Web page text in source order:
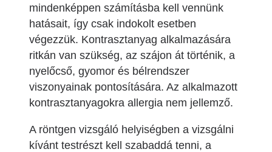
mindenképpen számításba kell vennünk
hatásait, így csak indokolt esetben
végezzük. Kontrasztanyag alkalmazására
ritkán van szükség, az szájon át történik, a
nyelőcső, gyomor és bélrendszer
viszonyainak pontosítására. Az alkalmazott
kontrasztanyagokra allergia nem jellemző.
A röntgen vizsgáló helyiségben a vizsgálni
kívánt testrészt kell szabaddá tenni, a